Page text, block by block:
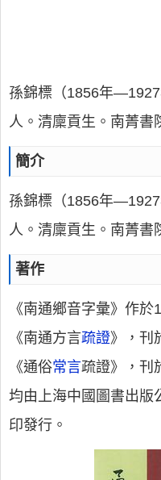
孫錦標（1856年
人。清廩貢生。南菁書
簡介
孫錦標（1856年
人。清廩貢生。南菁書
著作
《南通鄉音字彙》作於
《南通方言疏證》，刊
《通俗常言疏證》，刊
均由上海中國圖書出版
印發行。